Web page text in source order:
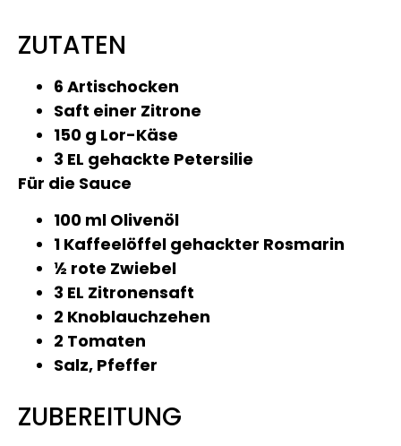
ZUTATEN
6 Artischocken
Saft einer Zitrone
150 g Lor-Käse
3 EL gehackte Petersilie
Für die Sauce
100 ml Olivenöl
1 Kaffeelöffel gehackter Rosmarin
½ rote Zwiebel
3 EL Zitronensaft
2 Knoblauchzehen
2 Tomaten
Salz, Pfeffer
ZUBEREITUNG